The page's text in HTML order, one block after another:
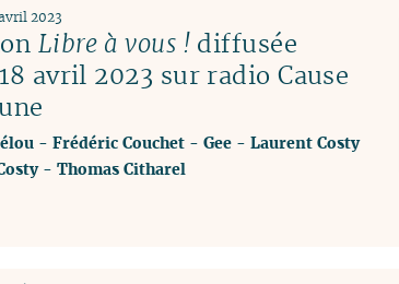
Libre à vous !diffusée
avril 2023 sur radio Cause
2023
- Frédéric Couchet- Gee- Laurent Costy
- Thomas Citharel